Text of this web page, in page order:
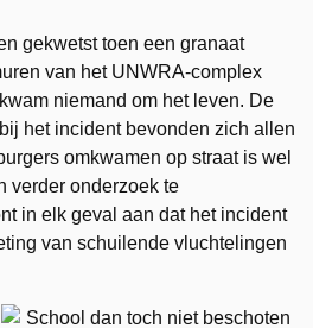
gekwetst toen een granaat
van het UNWRA-complex
niemand om het leven. De
het incident bevonden zich allen
omkwamen op straat is wel
verder onderzoek te
in elk geval aan dat het incident
van schuilende vluchtelingen